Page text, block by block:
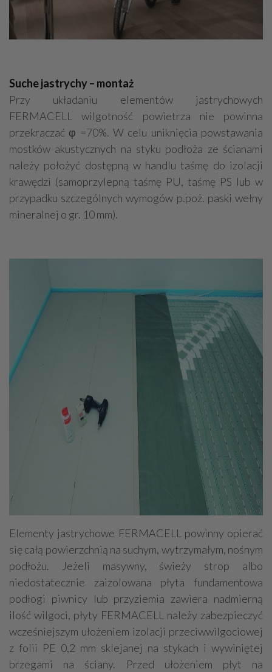
Suche jastrychy – montaż
Przy układaniu elementów jastrychowych
FERMACELL wilgotność powietrza nie powinna
przekraczać φ =70%. W celu uniknięcia powstawania
mostków akustycznych na styku podłoża ze ścianami
należy położyć dostępną w handlu taśmę do izolacji
krawędzi (samoprzylepną taśmę PU, taśmę PS lub w
przypadku szczególnych wymogów p.poż. paski wełny
mineralnej o gr. 10 mm).
Elementy jastrychowe FERMACELL powinny opierać
się całą powierzchnią na suchym, wytrzymałym, nośnym
podłożu. Jeżeli masywny, świeży strop albo
niedostatecznie zaizolowana płyta fundamentowa
podłogi piwnicy lub przyziemia zawiera nadmierną
ilość wilgoci, płyty FERMACELL należy zabezpieczyć
wcześniejszym ułożeniem izolacji przeciwwilgociowej
z folii PE 0,2 mm sklejanej na stykach i wywiniętej
brzegami na ściany. Przed ułożeniem płyt na